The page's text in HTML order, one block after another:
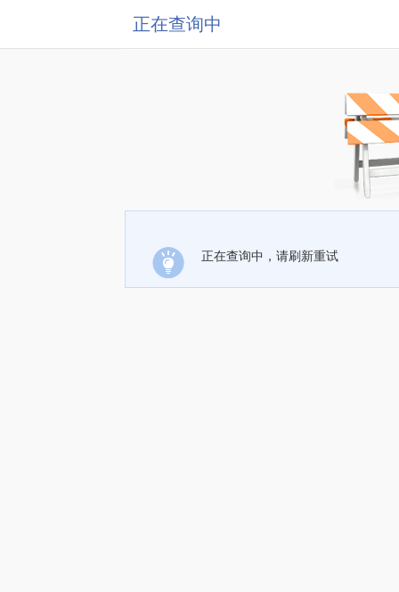
正在查询中
正在查询中，请刷新重试